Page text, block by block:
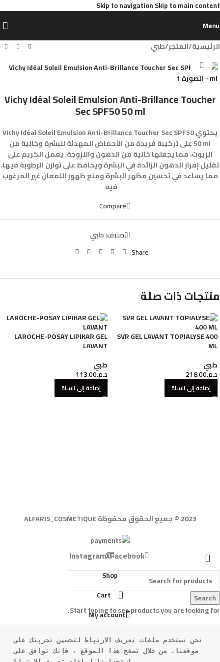
Skip to navigationSkip to main content
Menu
الرئيسية/المتجر/طبي
Click to enlarge
Vichy Idéal Soleil Emulsion Anti-Brillance Toucher
Sec SPF50 50 ml
يحتوي Vichy Idéal Soleil Emulsion Anti-Brillance Toucher Sec SPF50
50 ml على تركيبة فريدة من الأحماض المهدئة للبشرة وخالية من
الزيوت، مما يجعلها خالية من الدهون واللزوجة. يعمل الكريم على
تقليل إفراز الدهون الزائدة في البشرة ويحافظ على توازن الرطوبة فيها،
مما يساعد في تحسين مظهر البشرة ومنع ظهور اللمعان غير المرغوب
فيه.
Compare
التصنيف:طبي
Share:
منتجات ذات صلة
SVR GEL LAVANT TOPIALYSE 400
ML
طبي
د.م.218.00
إضافة إلى السلة
LAROCHE-POSAY LIPIKAR GEL
LAVANT
طبي
د.م.113.00
إضافة إلى السلة
2023 © جميع الحقوق محفوظة ALFARIS_COSMETIQUE
Search
Start typing to see products you are looking for.
Facebook
X
Instagram
Shop
Cart
My account
نحن نستخدم ملفات تعريف الارتباط لتحسين تجربتك على
موقعنا. من خلال تصفح هذا الموقع ، فإنك توافق على